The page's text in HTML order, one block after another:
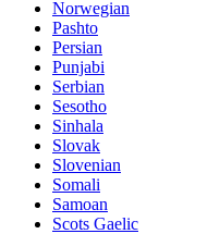
Norwegian
Pashto
Persian
Punjabi
Serbian
Sesotho
Sinhala
Slovak
Slovenian
Somali
Samoan
Scots Gaelic